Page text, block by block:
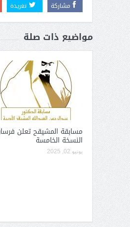
مشاركة تغريدة
مواضيع ذات صلة
مسابقة المشيقح تعلن
النسخة الخامسة
يونيو 02, 2025
الثقافة في واحة الإبداع